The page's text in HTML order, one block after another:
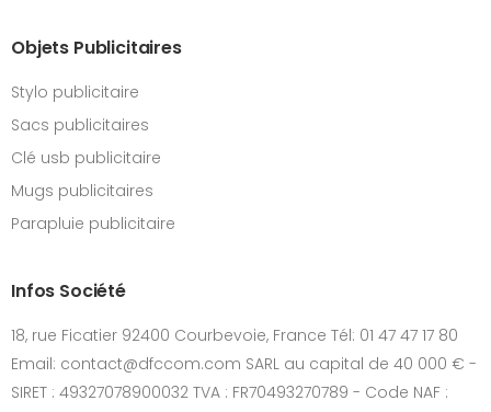
Objets Publicitaires
Stylo publicitaire
Sacs publicitaires
Clé usb publicitaire
Mugs publicitaires
Parapluie publicitaire
Infos Société
18, rue Ficatier 92400 Courbevoie, France Tél: 01 47 47 17 80
Email: contact@dfccom.com SARL au capital de 40 000 € -
SIRET : 49327078900032 TVA : FR70493270789 - Code NAF :